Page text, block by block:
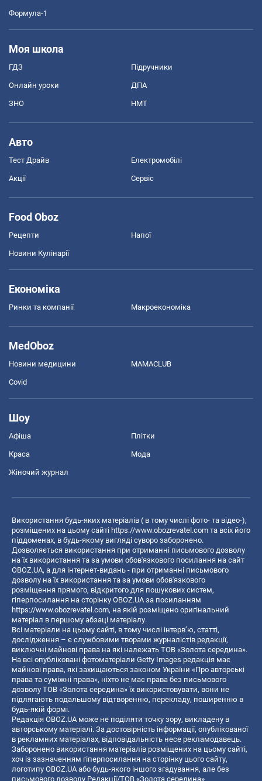
Формула-1
Моя школа
ГДЗ Підручники
Онлайн уроки ДПА
ЗНО НМТ
Авто
Тест Драйв Електромобілі
Акції Сервіс
Food Oboz
Рецепти Напої
Новини Кулінарії
Економіка
Ринки та компанії Макроекономіка
MedOboz
Новини медицини MAMACLUB
Covid
Шоу
Афіша Плітки
Краса Мода
Жіночий журнал
Використання будь-яких матеріалів ( в тому числі фото- та відео-),
розміщених на цьому сайті https://www.obozrevatel.com та всіх його
піддоменах, в будь-якому вигляді суворо заборонено.
Дозволяється використання при отриманні письмового дозволу
на їх використання та за умови обов'язкового посилання на сайт
OBOZ.UA, а для інтернет-видань - при отриманні письмового
дозволу на їх використання та за умови обов'язкового
розміщення прямого, відкритого для пошукових систем,
гіперпосилання на сторінку OBOZ.UA за посиланням
https://www.obozrevatel.com, на якій розміщено оригінальний
матеріал в першому абзаці матеріалу.
Всі матеріали на цьому сайті, в тому числі інтерв’ю, статті,
дослідження – є службовими творами журналістів редакції,
виключні майнові права на які належать ТОВ «Золота середина».
На всі опубліковані фотоматеріали Getty Images редакція має
майнові права, які захищаються законом України «Про авторські
права та суміжні права», ніхто не має права без письмового
дозволу ТОВ «Золота середина» їх використовувати, вони не
підлягають подальшому відтворенню, перекладу, поширенню в
будь-якій формі.
Редакція OBOZ.UA може не поділяти точку зору, викладену в
авторському матеріалі. За достовірність інформації, опублікованої
в рекламних матеріалах, відповідальність несе рекламодавець.
Заборонено використання матеріалів розміщених на цьому сайті,
хоч із зазначенням гіперпосилання на сторінку цього сайту,
логотипу OBOZ.UA або будь-якого іншого згадування, але без
письмового дозволу Редакції/ТОВ «Золота середина»